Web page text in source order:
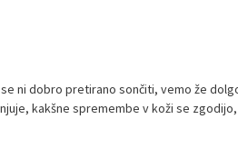
ni dobro pretirano sončiti, vemo že
kakšne spremembe v koži se